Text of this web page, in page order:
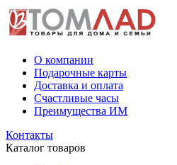
О компании
Подарочные карты
Доставка и оплата
Счастливые часы
Преимущества ИМ
Контакты
Каталог товаров